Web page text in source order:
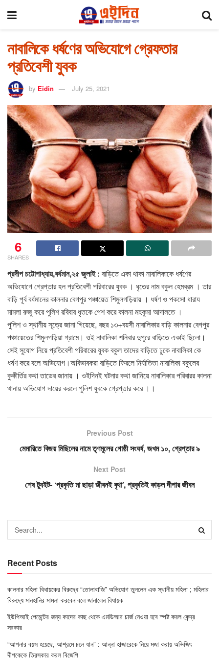
নাবালিকে ধর্ষণের অভিযোগে গ্রেফতার
প্রতিবেশী যুবক
by Eidin July 25, 2021
6
SHARES
প্রদীপ চট্টোপাধ্যায়,বর্ধমান,২৫ জুলাই : বাড়িতে একা থাকা নাবালিকাকে ধর্ষণের
অভিযোগে গ্রেপ্তার হল প্রতিবেশী পরিবারের যুবক । ধৃতের নাম বকুল হেমব্রম । তার
বাড়ি পূর্ব বর্ধমানের কালনার বেগপুর পঞ্চায়েত শিমুলগড়িয়ায় । ধর্ষণ ও পকসো ধারায
মামলা রুজু করে পুলিশ রবিবার ধৃতকে পেশ করে কালনা মহকুমা আদালতে ।
পুলিশ ও স্থানীয় সূত্রে জানা গিয়েছে, বছর ১৩+বয়সী নাবালিকার বাড়ি কালনার বেগপুর
পঞ্চায়েতের শিমুলগড়িয়া গ্রামে। ওই নাবালিকা শনিবার দুপুরে বাড়িতে একাই ছিলো।
সেই সুযোগ নিয়ে প্রতিবেশী পরিবারের যুবক বকুল তাদের বাড়িতে ঢুকে নাবালিকা কে
ধর্ষণ করে বলে অভিযোগ।অবিভাবকরা বাড়িতে ফিরলে নির্যাতিতা নাবালিকা বকুলের
কুকীর্তির কথা তাডের জানায় । ওইদিনই ঘটনার কথা জানিয়ে নাবালিকার পরিবারর কালনা
থানায় অভিযোগ দায়ের করলে পুলিশ যুবকে গ্রেপ্তার করে ।।
Previous Post
মেমারিতে বিজয় মিছিলের নামে তৃণমূলের গোষ্ঠী সংঘর্ষ, জখম ১০, গ্রেপ্তার ৯
Next Post
শেষ ট্যুইট- ‘প্রকৃতি মা ছাড়া জীবনই বৃথা’, প্রকৃতিই কাড়ল দীপার জীবন
Recent Posts
কালনার মহিলা বিধায়কের বিরুদ্ধে “তোলাবাজি” অভিযোগ তুললেন এক স্থানীয় মহিলা ; মহিলার
বিরুদ্ধে মানহানির মামলা করবেন বলে জানালেন বিধায়ক
ইউপিআই পেমেন্টের জন্য কাদের কাছ থেকে এমডিআর চার্জ নেওয়া হবে স্পষ্ট করল কেন্দ্র
সরকার
“আপনার বয়স হয়েছে, আশ্রমে চলে যান” : আন্না হাজারেকে নিয়ে মজা করায় অভিজিৎ
দীপকেকে তিরস্কার করল বিজেপি